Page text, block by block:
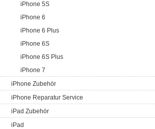
iPhone 5S
iPhone 6
iPhone 6 Plus
iPhone 6S
iPhone 6S Plus
iPhone 7
iPhone Zubehör
iPhone Reparatur Service
iPad Zubehör
iPad